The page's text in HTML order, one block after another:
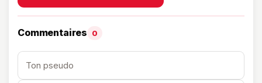
Commentaires 0